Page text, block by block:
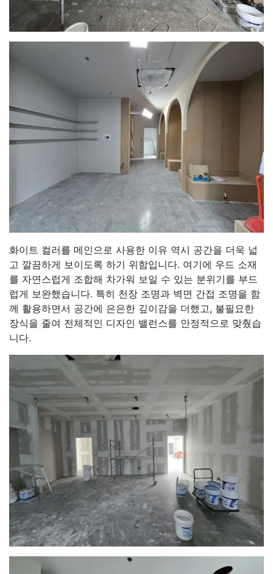
화이트 컬러를 메인으로 사용한 이유 역시 공간을 더욱 넓
고 깔끔하게 보이도록 하기 위함입니다. 여기에 우드 소재
를 자연스럽게 조합해 차가워 보일 수 있는 분위기를 부드
럽게 보완했습니다. 특히 천장 조명과 벽면 간접 조명을 함
께 활용하면서 공간에 은은한 깊이감을 더했고, 불필요한
장식을 줄여 전체적인 디자인 밸런스를 안정적으로 맞췄습
니다.